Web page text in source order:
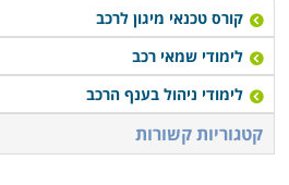
קורס טכנאי מיגון לרכב
לימודי שמאי רכב
לימודי ניהול בענף הרכב
קטגוריות קשורות